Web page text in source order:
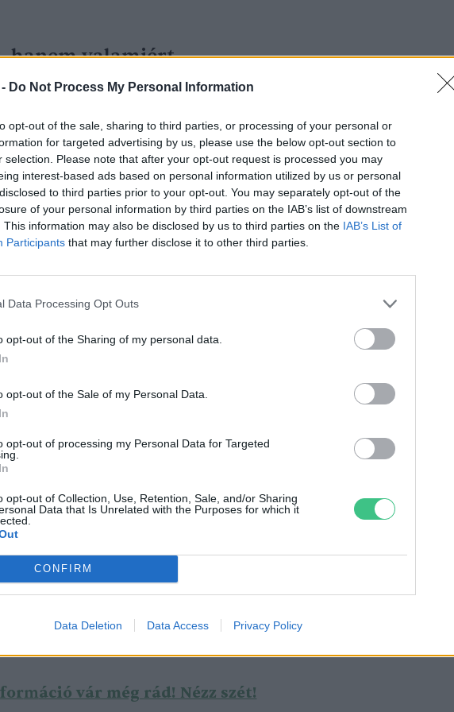
Do Not Process My Personal Information
opt-out of the sale, sharing to third parties, or processing of your personal or
for targeted advertising by us, please use the below opt-out section to
selection. Please note that after your opt-out request is processed you may
interest-based ads based on personal information utilized by us or personal
to third parties prior to your opt-out. You may separately opt-out of the
of your personal information by third parties on the IAB’s list of downstream
This information may also be disclosed by us to third parties on the IAB’s List of
Participants that may further disclose it to other third parties.
Data Processing Opt Outs
opt-out of the Sharing of my personal data.
opt-out of the Sale of my Personal Data.
opt-out of processing my Personal Data for Targeted
opt-out of Collection, Use, Retention, Sale, and/or Sharing
Data that Is Unrelated with the Purposes for which it
CONFIRM
Data Deletion Data Access Privacy Policy
hanem valamiért,
a gazdasági
új rendszereket
nyílt kiállítás a Ludwig
eddig 35 helyen lehetett találkozni
mozgalom terjeszkedésének. Most
tagjai újult erővel törekszenek arra,
értékeiket.
mozgalomhonlapjánés az
erről a környezettudatos
máció vár még rád! Nézz szét!